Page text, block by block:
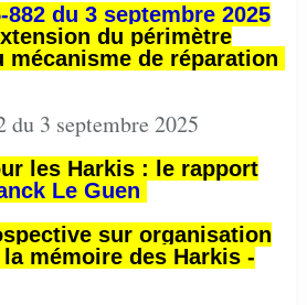
882 du 3 septembre 2025
du périmètre
mécanisme de réparation
du 3 septembre 2025
les Harkis : le rapport
Le Guen
sur organisation
mémoire des Harkis -